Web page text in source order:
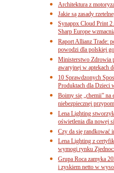
Architektura z
Jakie są zasady
Synappx Cloud Print
Sharp Europe
Raport Allianz Trade:
powodzi dla polskiej
Ministerstwo Zdrowia
awaryjnej w aptekach
10 Sprawdzonych
Produktach dla Dzieci
Boimy się „chemii” na
niebezpiecznej
Lena Lighting
oświetlenia dla nowej
Czy da się randkować
Lena Lighting z
wymogi rynku
Grupa Roca zamyka
i zyskiem netto w